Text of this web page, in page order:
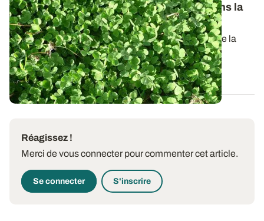
insérer des couverts de légumineuses dans la
rotation ?
Afin de réduire les apports d’azote sur les cultures de la
rotation, insérer des...
26 JUIN 2026
Réagissez !
Merci de vous connecter pour commenter cet article.
Se connecter S'inscrire